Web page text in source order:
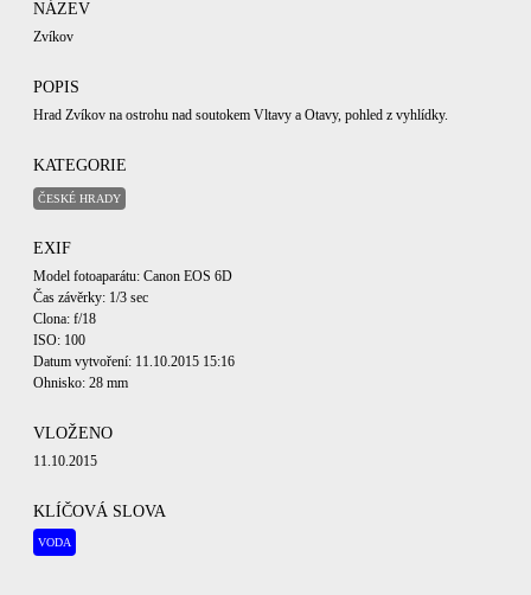
NÁZEV
Zvíkov
POPIS
Hrad Zvíkov na ostrohu nad soutokem Vltavy a Otavy, pohled z vyhlídky.
KATEGORIE
ČESKÉ HRADY
EXIF
Model fotoaparátu: Canon EOS 6D
Čas závěrky: 1/3 sec
Clona: f/18
ISO: 100
Datum vytvoření: 11.10.2015 15:16
Ohnisko: 28 mm
VLOŽENO
11.10.2015
KLÍČOVÁ SLOVA
VODA